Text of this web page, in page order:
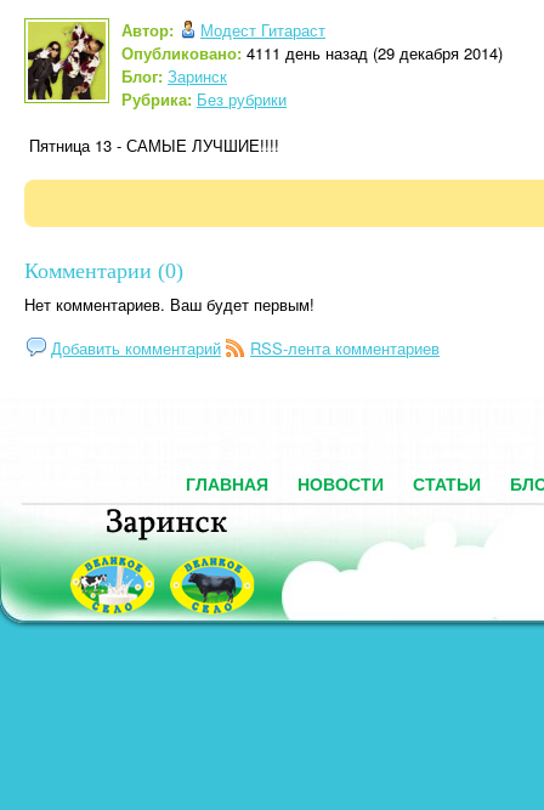
Автор:
Модест Гитараст
Опубликовано: 4111 день назад (29 декабря 2014)
Блог: Заринск
Рубрика: Без рубрики
Пятница 13 - САМЫЕ ЛУЧШИЕ!!!!
Комментарии (0)
Нет комментариев. Ваш будет первым!
Добавить комментарий
RSS-лента комментариев
ГЛАВНАЯ НОВОСТИ СТАТЬИ